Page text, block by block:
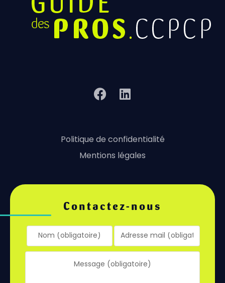
Politique de confidentialité
Mentions légales
Contactez-nous